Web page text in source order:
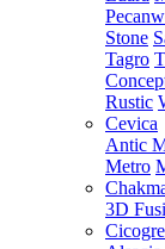
Stone
Tagro
Rustic
Cevica
Antic
Metro
3D